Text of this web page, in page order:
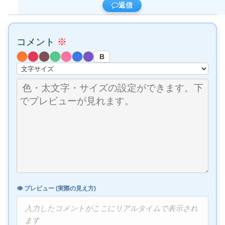
返信
コメント ※
B
👁️ プレビュー (実際の見え方)
入力したコメントがここにリアルタイムで表示され
ます